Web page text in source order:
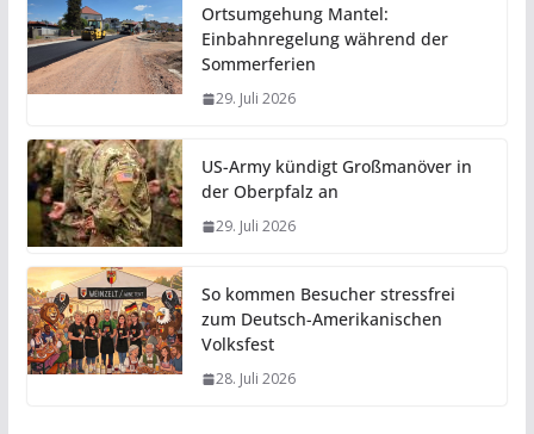
Ortsumgehung Mantel:
Einbahnregelung während der
Sommerferien
29. Juli 2026
US-Army kündigt Großmanöver in
der Oberpfalz an
29. Juli 2026
So kommen Besucher stressfrei
zum Deutsch-Amerikanischen
Volksfest
28. Juli 2026